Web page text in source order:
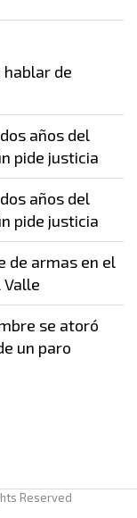
de
años del
pide justicia
años del
pide justicia
de armas en el
Valle
se atoró
un paro
Reserved